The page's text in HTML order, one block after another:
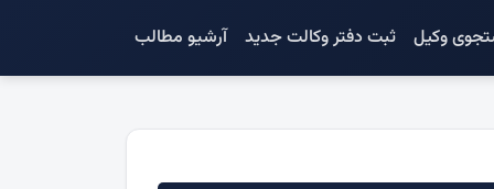
وکیل ثبت دفتر وکالت جدید آرشیو مطالب